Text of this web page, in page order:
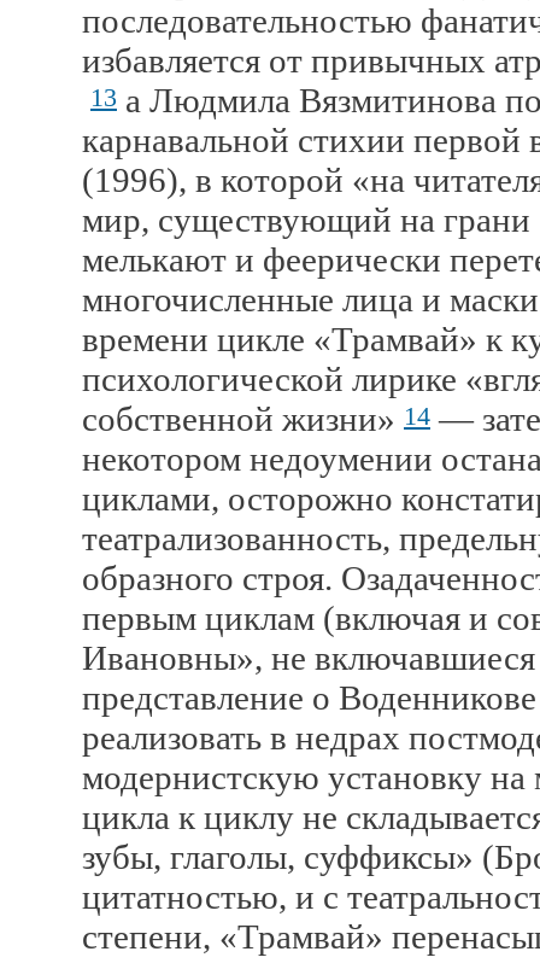
последовательностью
избавляется от привычных
13 а Людмила Вязмитинова
карнавальной стихии
(1996), в которой «на
мир, существующий на грани
мелькают и феерически
многочисленные лица и
времени цикле «Трамвай» к
психологической лирике
собственной жизни» 14 —
некотором недоумении
циклами, осторожно
театрализованность,
образного строя.
первым циклам (включая и
Ивановны», не включавшиеся
представление о
реализовать в недрах
модернистскую установку
цикла к циклу не
зубы, глаголы, суффиксы»
цитатностью, и с
степени, «Трамвай»